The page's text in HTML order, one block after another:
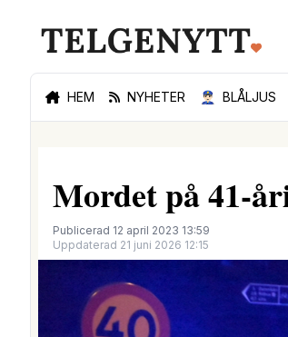
HEM NYHETER 👮🏻‍♂️ BLÅLJUS
Mordet på 41-
Publicerad 12 april 2023 13:59
Uppdaterad 21 juni 2026 12:15